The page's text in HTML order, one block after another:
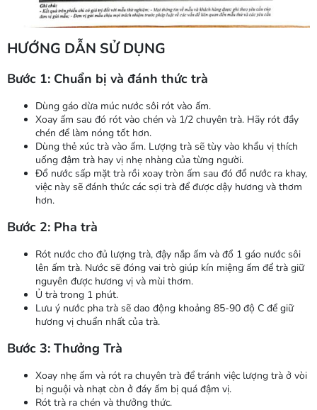
HƯỚNG DẪN SỬ DỤNG
Bước 1: Chuẩn bị và đánh thức trà
Dùng gáo dừa múc nước sôi rót vào ấm.
Xoay ấm sau đó rót vào chén và 1/2 chuyên trà. Hãy rót đầy
chén để làm nóng tốt hơn.
Dùng thẻ xúc trà vào ấm. Lượng trà sẽ tùy vào khẩu vị thích
uống đậm trà hay vị nhẹ nhàng của từng người.
Đổ nước sấp mặt trà rồi xoay tròn ấm sau đó đổ nước ra khay,
việc này sẽ đánh thức các sợi trà để được dậy hương và thơm
hơn.
Bước 2: Pha trà
Rót nước cho đủ lượng trà, đậy nắp ấm và đổ 1 gáo nước sôi
lên ấm trà. Nước sẽ đóng vai trò giúp kín miệng ấm để trà giữ
nguyên được hương vị và mùi thơm.
Ủ trà trong 1 phút.
Lưu ý nước pha trà sẽ dao động khoảng 85-90 độ C để giữ
hương vị chuẩn nhất của trà.
Bước 3: Thưởng Trà
Xoay nhẹ ấm và rót ra chuyên trà để tránh việc lượng trà ở vòi
bị nguội và nhạt còn ở đáy ấm bị quá đậm vị.
Rót trà ra chén và thưởng thức.